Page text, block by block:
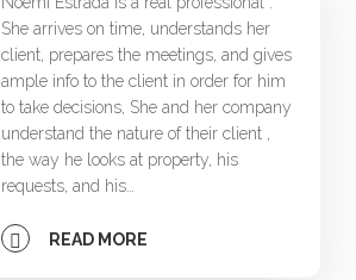
She arrives on time, understands her
client, prepares the meetings, and gives
ample info to the client in order for him
to take decisions, She and her company
understand the nature of their client ,
the way he looks at property, his
requests, and his…
READ MORE